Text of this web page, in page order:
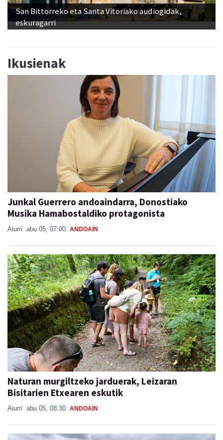
San Bittorreko eta Santa Vitoriako audiogidak,
eskuragarri
Ikusienak
Junkal Guerrero andoaindarra, Donostiako
Musika Hamabostaldiko protagonista
Aiurri abu 05, 07:00 ANDOAIN
Naturan murgiltzeko jarduerak, Leizaran
Bisitarien Etxearen eskutik
Aiurri abu 05, 08:30 ANDOAIN